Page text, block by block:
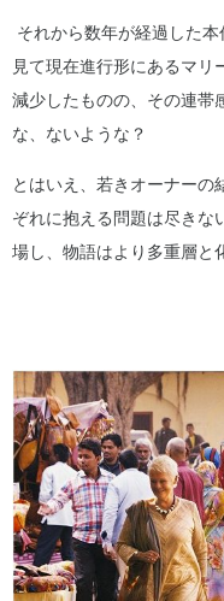
それから数年が経過した
見て現在進行形にあるマリ
減少したものの、その連帯
な、ないような？
とはいえ、若きオーナーの
ぞれに抱える問題は尽きな
場し、物語はより多重層と